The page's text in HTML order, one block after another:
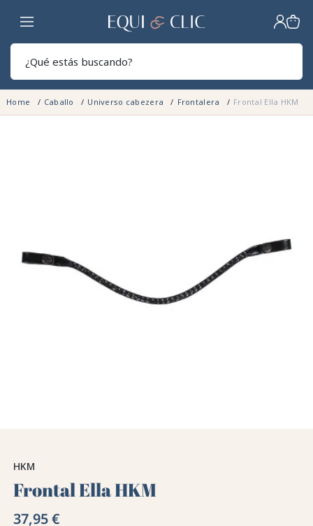
Hogar
Home Caballo Universo cabezera Frontalera Frontal Ella HKM
HKM
Frontal Ella HKM
37,95 €